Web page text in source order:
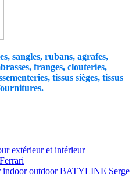
sangles, rubans, agrafes,
franges, clouteries,
tissus sièges, tissus
extérieur et intérieur
indoor outdoor BATYLINE Serge